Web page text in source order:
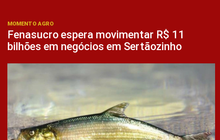
MOMENTO AGRO
Fenasucro espera movimentar R$ 11
bilhões em negócios em Sertãozinho